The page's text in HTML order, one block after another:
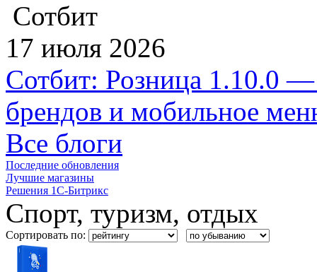
Сотбит
17 июля 2026
Сотбит: Розница 1.10.0 —
брендов и мобильное
Все блоги
Последние обновления
Лучшие магазины
Решения 1С-Битрикс
Спорт, туризм, отдых
Сортировать по: